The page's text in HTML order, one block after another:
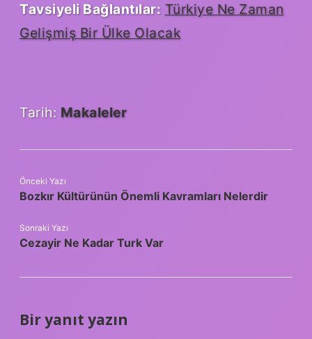
Tavsiyeli Bağlantılar: Türkiye Ne Zaman
Gelişmiş Bir Ülke Olacak
Tarih: Makaleler
Önceki Yazı
Bozkır Kültürünün Önemli Kavramları Nelerdir
Sonraki Yazı
Cezayir Ne Kadar Turk Var
Bir yanıt yazın